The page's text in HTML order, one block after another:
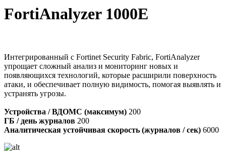
FortiAnalyzer 1000E
Интегрированный с Fortinet Security Fabric, FortiAnalyzer
упрощает сложный анализ и мониторинг новых и
появляющихся технологий, которые расширили поверхность
атаки, и обеспечивает полную видимость, помогая выявлять и
устранять угрозы.
Устройства / ВДОМС (максимум) 200
ГБ / день журналов 200
Аналитическая устойчивая скорость (журналов / сек) 6000